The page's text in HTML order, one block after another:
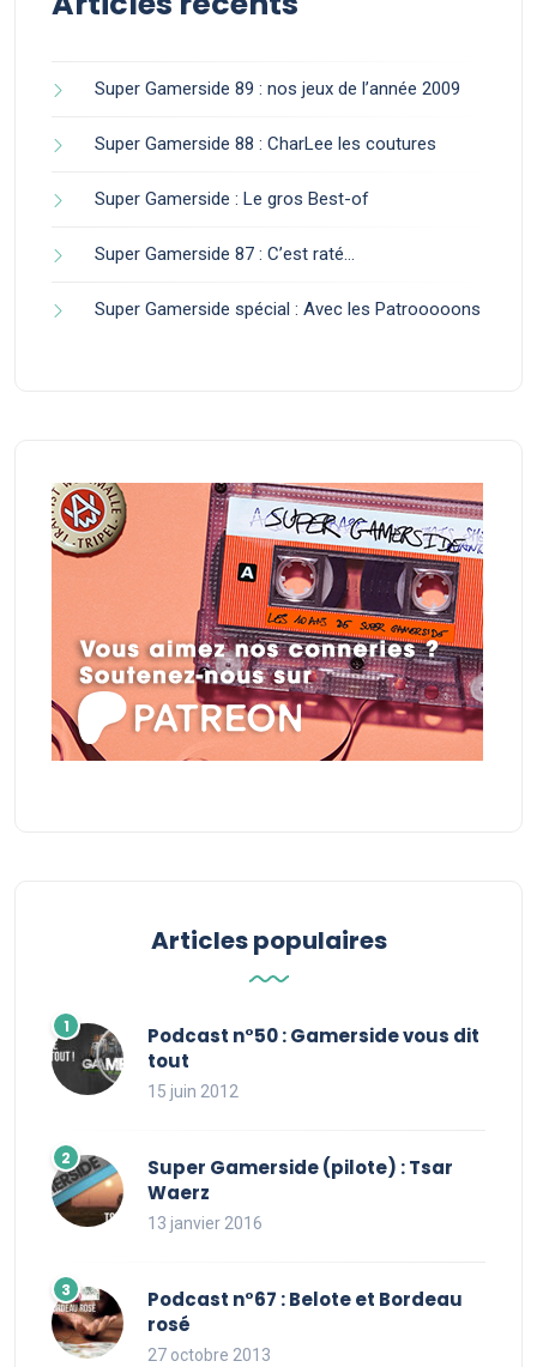
Super Gamerside 89 : nos jeux de l’année 2009
Super Gamerside 88 : CharLee les coutures
Super Gamerside : Le gros Best-of
Super Gamerside 87 : C’est raté…
Super Gamerside spécial : Avec les Patrooooons
Articles populaires
Podcast n°50 : Gamerside vous dit
tout
15 juin 2012
Super Gamerside (pilote) : Tsar
Waerz
13 janvier 2016
Podcast n°67 : Belote et Bordeau
rosé
27 octobre 2013